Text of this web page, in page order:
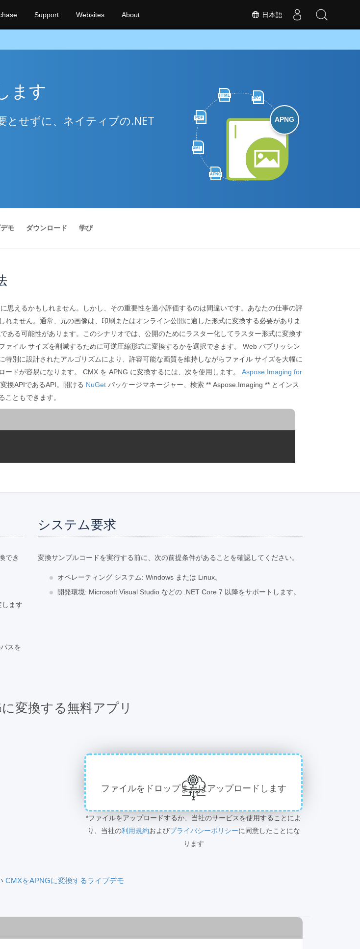
日本語
Support Websites About
HTML
JPG
PDF
XML
APNG
APNG
ます
とせずに、ネイティブの.NET
モ ダウンロード 学び
思えるかもしれません。しかし、その重要性を過小評価するのは間違いです。あなたの仕事の評
ません。通常、元の画像は、印刷またはオンライン公開に適した形式に変換する必要がありま
る可能性があります。このシナリオでは、公開のためにラスター化してラスター形式に変換す
イル サイズを削減するために可逆圧縮形式に変換するかを選択できます。 Web パブリッシン
別に設計されたアルゴリズムにより、許容可能な画質を維持しながらファイル サイズを大幅に
ドが容易になります。 CMX を APNG に変換するには、次を使用します。 Aspose.Imaging for
換APIであるAPI。開ける NuGet パッケージマネージャー、検索 ** Aspose.Imaging ** とインス
こともできます。
でき
ます
スを
システム要求
変換サンプルコードを実行する前に、次の前提条件があることを確認してください。
オペレーティング システム: Windows または Linux。
開発環境: Microsoft Visual Studio などの .NET Core 7 以降をサポートします。
変換する無料アプリ
ファイルをドロップまたはアップロードします
*
*ファイルをアップロードするか、当社のサービスを使用することによ
り、当社の利用規約およびプライバシーポリシーに同意したことにな
ります
CMXをAPNGに変換するライブデモ